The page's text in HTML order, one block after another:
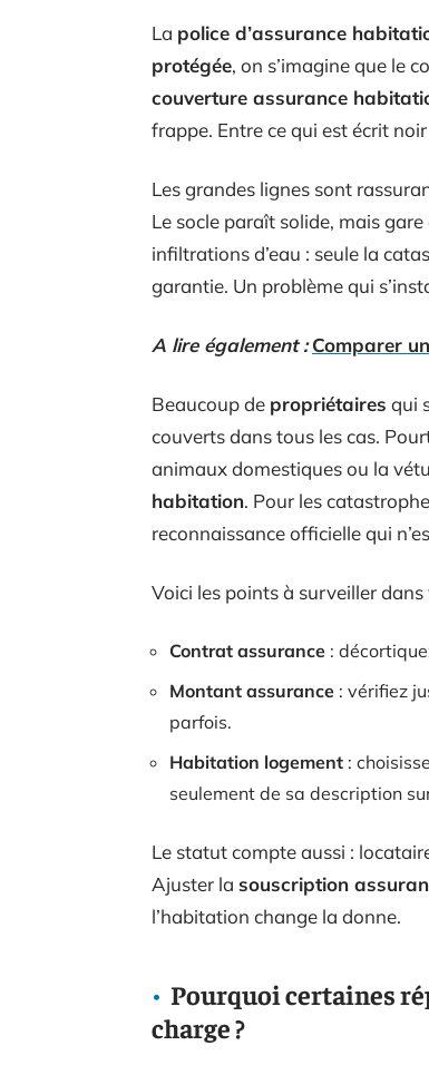
La police d’assurance
protégée, on s’imagine que le
couverture assurance
frappe. Entre ce qui est écrit
Les grandes lignes sont
Le socle paraît solide, mais
infiltrations d’eau : seule la
garantie. Un problème qui
A lire également : Comparer
Beaucoup de propriétaires qui
couverts dans tous les cas.
animaux domestiques ou la
habitation. Pour les
reconnaissance officielle qui
Voici les points à surveiller
Contrat assurance :
Montant assurance : vérifiez
parfois.
Habitation logement :
seulement de sa description
Le statut compte aussi :
Ajuster la souscription
l’habitation change la donne.
Pourquoi certaines
charge ?